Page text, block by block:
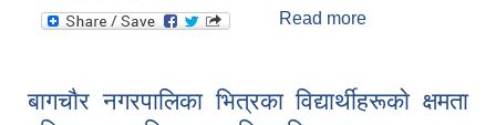
Read more
सम्पन्न ।
बागचाैर नगरपालिका भित्रका विद्यार्थीहरूकाे क्षमता